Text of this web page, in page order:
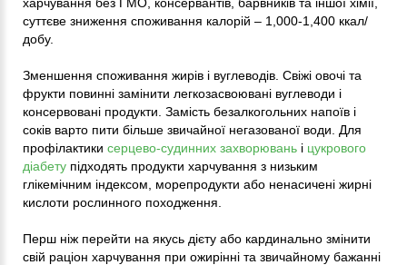
суттєве зниження споживання калорій – 1,000-1,400 ккал/
добу.
Зменшення споживання жирів і вуглеводів. Свіжі овочі та
фрукти повинні замінити легкозасвоювані вуглеводи і
консервовані продукти. Замість безалкогольних напоїв і
соків варто пити більше звичайної негазованої води. Для
профілактики серцево-судинних захворювань і цукрового
діабету підходять продукти харчування з низьким
глікемічним індексом, морепродукти або ненасичені жирні
кислоти рослинного походження.
Перш ніж перейти на якусь дієту або кардинально змінити
свій раціон харчування при ожирінні та звичайному бажанні